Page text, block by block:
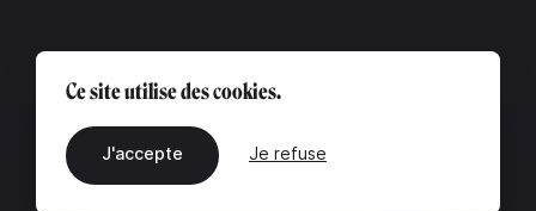
Ce site utilise des cookies.
J'accepte Je refuse